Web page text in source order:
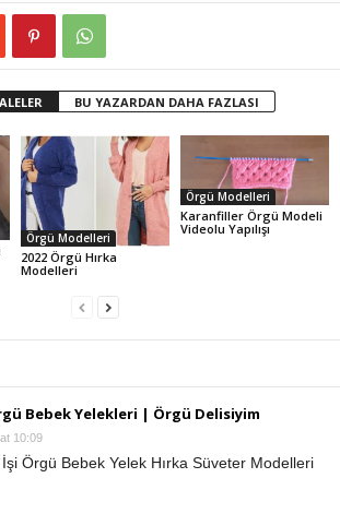
BU YAZARDAN DAHA FAZLASI
Örgü Modelleri
2022 Örgü Hırka
Modelleri
Örgü Modelleri
Karanfiller Örgü Modeli
Videolu Yapılışı
Bebek Yelekleri | Örgü Delisiyim
10:09
Örgü Bebek Yelek Hırka Süveter Modelleri